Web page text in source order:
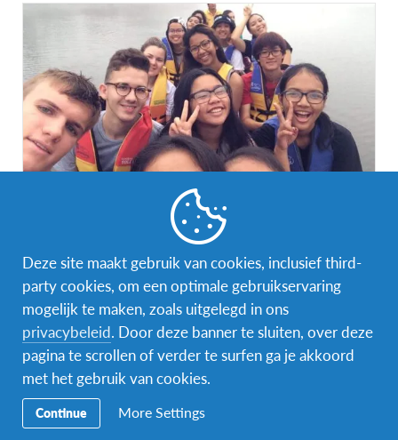
Gap year in Colombia (combinatie middelbaar
en vrijwilligerswerk)
BESTEMMING Colombia
DUUR
>8 maanden € 10 190
DATA
Deze site maakt gebruik van cookies, inclusief third-
party cookies, om een optimale gebruikservaring
mogelijk te maken, zoals uitgelegd in ons
privacybeleid. Door deze banner te sluiten, over deze
pagina te scrollen of verder te surfen ga je akkoord
met het gebruik van cookies.
Continue More Settings